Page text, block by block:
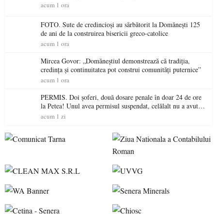
acum 1 ora
FOTO. Sute de credincioși au sărbătorit la Domănești 125
de ani de la construirea bisericii greco-catolice
acum 1 ora
Mircea Govor: „Domăneștiul demonstrează că tradiția,
credința și continuitatea pot construi comunități puternice”
acum 1 ora
PERMIS. Doi șoferi, două dosare penale în doar 24 de ore
la Petea! Unul avea permisul suspendat, celălalt nu a avut
niciodată permis
acum 1 zi